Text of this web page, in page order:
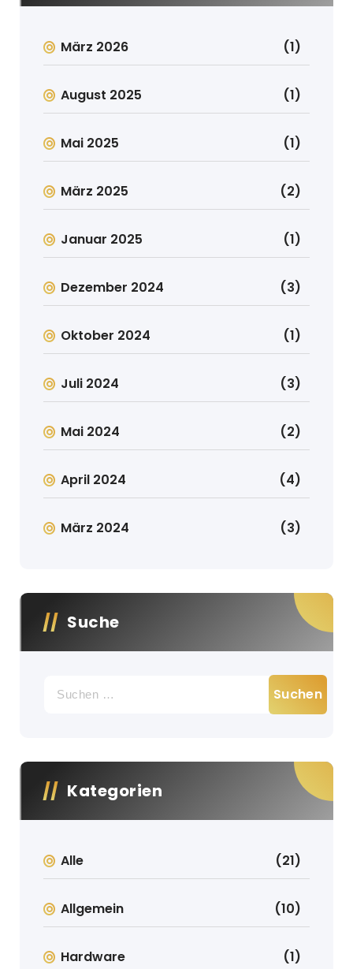
März 2026 (1)
August 2025 (1)
Mai 2025 (1)
März 2025 (2)
Januar 2025 (1)
Dezember 2024 (3)
Oktober 2024 (1)
Juli 2024 (3)
Mai 2024 (2)
April 2024 (4)
März 2024 (3)
Suche
nach:
Kategorien
Alle (21)
Allgemein (10)
Hardware (1)